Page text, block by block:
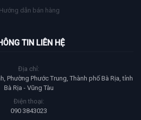
Hướng dẫn bán hàng
TIN LIÊN HỆ
Địa chỉ:
Phường Phước Trung, Thành phố Bà Rịa, tỉnh
Bà Rịa - Vũng Tàu
Điện thoại:
090 3843023